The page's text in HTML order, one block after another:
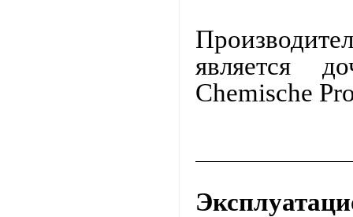
является
Chemische